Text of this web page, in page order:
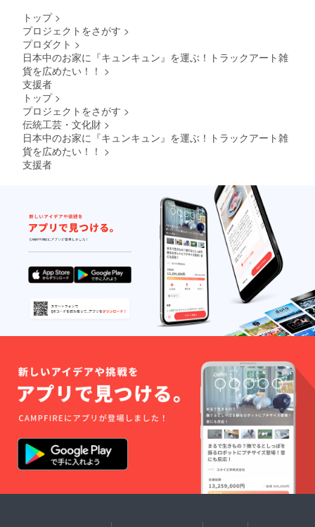
トップ >
プロジェクトをさがす >
プロダクト >
日本中のお家に『キュンキュン』を運ぶ！トラックアート雑
貨を広めたい！！ >
支援者
トップ >
プロジェクトをさがす >
伝統工芸・文化財 >
日本中のお家に『キュンキュン』を運ぶ！トラックアート雑
貨を広めたい！！ >
支援者